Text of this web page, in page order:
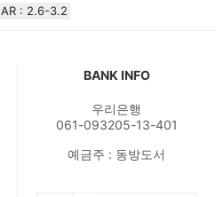
AR : 2.6-3.2
BANK INFO
우리은행
061-093205-13-401
예금주 : 동방도서